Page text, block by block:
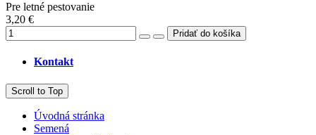
Pre letné pestovanie
3,20 €
Kontakt
Scroll to Top
Úvodná stránka
Semená